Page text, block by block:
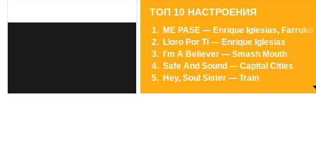
53% 14. Never Dance Again — Blue
81% 15. Would You... — Touch And Go
49% 16. Kiss It Better (zaycev.net) —
ТОП 10 НАСТРОЕНИЯ
1. ME PASE — Enrique Iglesias, Farruko
2. Lloro Por Ti — Enrique Iglesias
3.
I'm A Believer — Smash Mouth
4. Safe And Sound — Capital Cities
5. Hey, Soul Sister — Train